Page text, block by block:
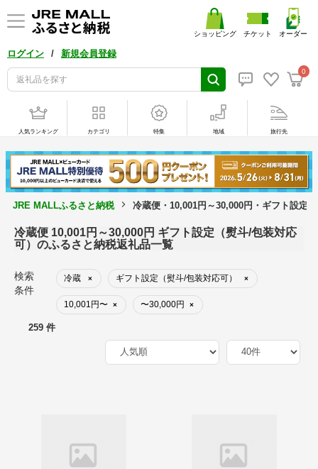
ログイン / 新規会員登録
0
ショッピング チケット オーダー
人気ランキング カテゴリ 特集 地域 旅行先
JRE MALLふるさと納税 冷蔵便・10,001円～30,000円・ギフト設定
冷蔵便 10,001円～30,000円 ギフト設定（熨斗/包装対応
可）のふるさと納税返礼品一覧
検索
条件
冷蔵 × ギフト設定（熨斗/包装対応可） ×
10,001円〜 × 〜30,000円 ×
259 件